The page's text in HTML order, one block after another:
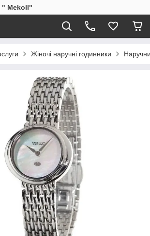
" Mekoll"
Жіночі наручні годинники